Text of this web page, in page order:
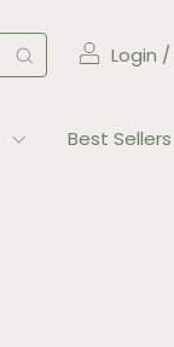
Login /
Best Sellers